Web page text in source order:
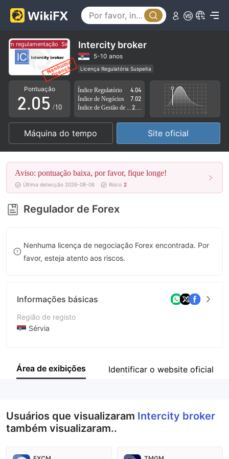
regulamentação Sem regulamentação
Intercity broker
5-10 anos
Licença Regulatória Suspeita
Região de negócios suspeita
Risco potencial alto
Pontuação
0
1
2
3
4
5
6
7
8
9
.0
1
2
3
4
5
6
7
8
1
2
3
4
5
6
7
8
9
/10
Índice Regulatório
4.04
Índice de Negócios
7.02
Máquina do tempo Site oficial
Aviso: pontuação baixa, por favor, fique longe!
Última detecção 2026-08-06 Risco 2
Regulador de Forex
Nenhuma licença de negociação Forex encontrada. Por
favor, esteja atento aos riscos.
Informações básicas
Região de registo
Sérvia
Empresa
Área de exibições Identificar o website oficial
Usuários que visualizaram Intercity broker
também visualizaram..